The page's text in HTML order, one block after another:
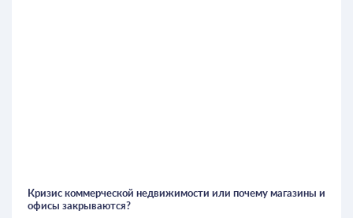
Кризис коммерческой недвижимости или почему магазины и
офисы закрываются?